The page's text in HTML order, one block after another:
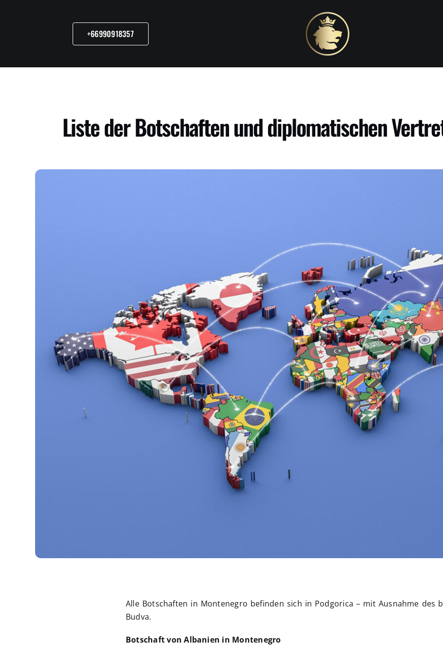
+66990918357
Liste der Botschaften und diplomatischen
Alle Botschaften in Montenegro befinden sich in Podgorica – mit Ausnahme des
Budva.
Botschaft von Albanien in Montenegro